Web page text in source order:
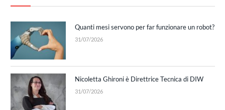
Quanti mesi servono per far funzionare un robot?
31/07/2026
Nicoletta Ghironi è Direttrice Tecnica di DIW
31/07/2026